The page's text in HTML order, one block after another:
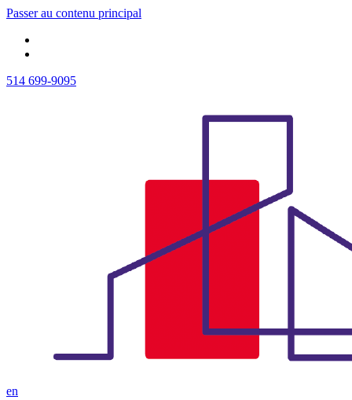
Passer au contenu principal
514 699-9095
en